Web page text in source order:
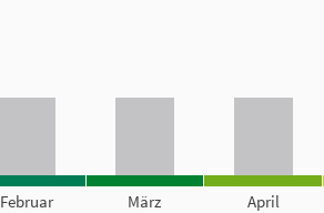
Februar März April